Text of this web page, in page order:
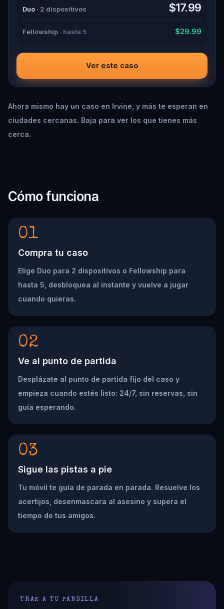
Duo · 2 dispositivos $17.99
Fellowship · hasta 5 $29.99
Ver este caso
Ahora mismo hay un caso en Irvine, y más te esperan en
ciudades cercanas. Baja para ver los que tienes más
cerca.
Cómo funciona
01
Compra tu caso
Elige Duo para 2 dispositivos o Fellowship para
hasta 5, desbloquea al instante y vuelve a jugar
cuando quieras.
02
Ve al punto de partida
Desplázate al punto de partida fijo del caso y
empieza cuando estés listo: 24/7, sin reservas, sin
guía esperando.
03
Sigue las pistas a pie
Tu móvil te guía de parada en parada. Resuelve los
acertijos, desenmascara al asesino y supera el
tiempo de tus amigos.
TRAE A TU PANDILLA